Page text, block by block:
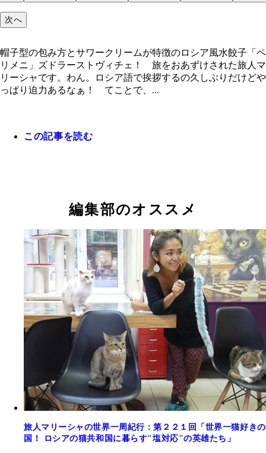
ワシリイ大聖堂」
ｉ ＶＡＲＩＭ」
ＸＬ」
き肉、玉ねぎ、ニンニク、塩胡椒、有塩バター、
クリーム、イタリアンパセリ
るよ！
て、箸で混ぜながら卵液（溶き卵と水を合わせて
の）を少しずつ追加。
う手でこねる。
せて常温で５分ほど寝かす。
でしっとりしたら、ボウルから出して調理台の上
分程度本格的にこねる。手の腹を使って力強くね！
す。
ク、パセリをみじん切り。
肉、塩胡椒）を入れて粘り気が出るまでこねたら
完成。
を直径５００円硬貨ほどの太さの棒状に伸ばす。
皮を作っていく。（綿棒がなければワインボトル
プの芯などで代用可）
くっつける。（必要であれば水を使う）
ほど茹でる。ペリメニが浮き上がり中まで火が通
ら、水分を切って皿によそう。
て召し上がれ！
をまぶして冷凍保存！
次へ
帽子型の包み方とサワークリームが特徴のロシア風水餃子「ペ
リメニ」ズドラーストヴィチェ！ 旅をおあずけされた旅人マ
リーシャです。わん。ロシア語で挨拶するの久しぶりだけどや
っぱり迫力あるなぁ！ てことで、...
この記事を読む
編集部のオススメ
旅人マリーシャの世界一周紀行：第２２１回「世界一猫好きの
国！ ロシアの猫共和国に暮らす"塩対応"の英雄たち」